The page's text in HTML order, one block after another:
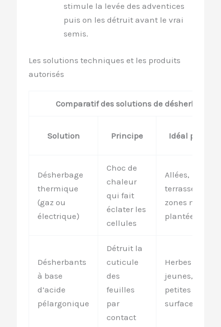
stimule la levée des adventices
puis on les détruit avant le vrai
semis.
Les solutions techniques et les produits
autorisés
Comparatif des solutions de désherbage
Solution Principe Idéal pour…
Désherbage
thermique
(gaz ou
électrique)
Choc de
chaleur
qui fait
éclater les
cellules
Allées,
terrasses,
zones non
plantées
Désherbants
à base
d’acide
pélargonique
Détruit la
cuticule
des
feuilles
par
contact
Herbes
jeunes,
petites
surfaces